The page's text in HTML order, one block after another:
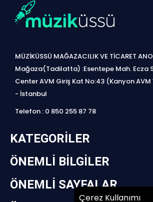
Çerez Kullanımı
MÜZİKÜSSÜ MAĞAZACILIK VE TİCARET
Mağaza(Tadilatta) :Esentepe Mah. Ecza
Center AVM Giriş Kat No:43 (Kanyon AVM
- İstanbul
Telefon : 0 850 255 87 78
KATEGORILER
ÖNEMLI BILGILER
ÖNEMLI SAYFALAR